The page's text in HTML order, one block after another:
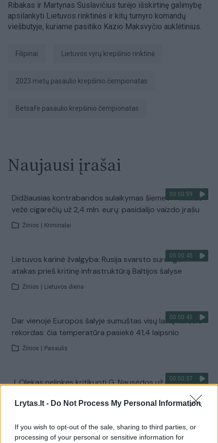
Lrytas.lt - Do Not Process My Personal Information
If you wish to opt-out of the sale, sharing to third parties, or
processing of your personal or sensitive information for
Ribakas ir Martynas Suslavičius turėjo išskirtinę galimybę
apsilankyti Lietuvos rinktinės ir kitų turnyro komandų
viešbutyje, kuriame pasitiko Kazio Maksvyčio auklėtinius.
Filipinai Lietuvos vyrų krepšinio rinktinė
2023 metų pasaulio krepšinio čempionatas
Betsafe pasaulio krepšinio čempionatas
Naujausi įrašai
00:00:59
Didžiausias kontrabandos sulaikymas šiemet – vilkikas
vežė cigarečių už 2,4 mln. eurų: pasidalijo vaizdo įrašu
Žinios Kriminalai
00:00:45
Lietuvos karinė žvalgyba: Rusija svarsto surengti
atakas prieš kritinę infrastruktūrą Baltijos šalyse
Žinios Lietuvos diena
00:00:45
Dar vienoje Europos šalyje sumuštas visų laikų karščio
rekordas: čia temperatūra pasiekė 41,4 laipsnio
Žinios Pasaulis
00:00:37
J. Olekas nelinkęs kritikuoti G. Nausėdos už neatvykimą
visokių situacijų“